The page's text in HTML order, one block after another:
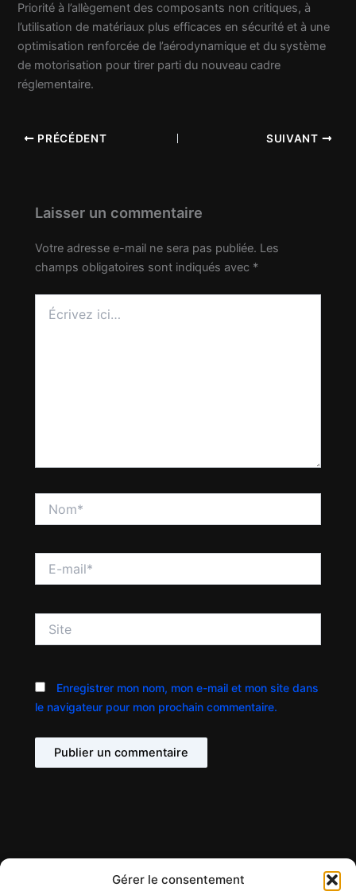
Gérer le consentement
Priorité à l’allègement des composants non critiques, à
l’utilisation de matériaux plus efficaces en sécurité et à une
optimisation renforcée de l’aérodynamique et du système
de motorisation pour tirer parti du nouveau cadre
réglementaire.
PRÉCÉDENT SUIVANT
Laisser un commentaire
Votre adresse e-mail ne sera pas publiée. Les
champs obligatoires sont indiqués avec *
ici…
mail*
Enregistrer mon nom, mon e-mail et mon site dans
le navigateur pour mon prochain commentaire.